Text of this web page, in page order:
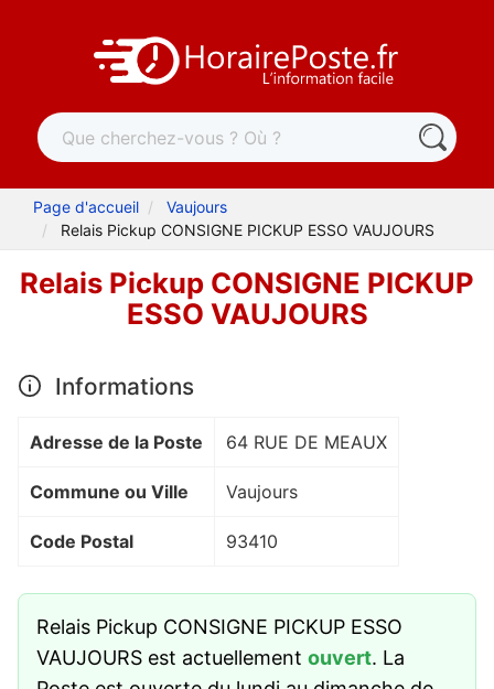
Page d'accueil
Vaujours
Relais Pickup CONSIGNE PICKUP ESSO VAUJOURS
Relais Pickup CONSIGNE PICKUP
ESSO VAUJOURS
Informations
Adresse de la Poste 64 RUE DE MEAUX
Commune ou Ville Vaujours
Code Postal 93410
Relais Pickup CONSIGNE PICKUP ESSO
VAUJOURS est actuellement ouvert. La